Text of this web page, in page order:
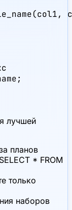
лучшей
планов
* FROM
только
наборов